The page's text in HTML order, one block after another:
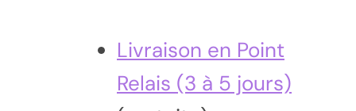
Livraison en Point
Relais (3 à 5 jours)